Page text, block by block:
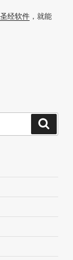
经软件 ，就能